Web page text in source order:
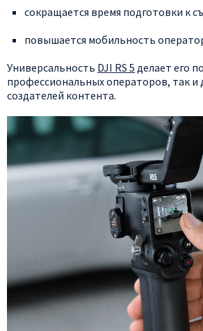
сокращается время подготовки к
повышается мобильность
Универсальность DJI RS 5 делает его
профессиональныхоператоров, так и
создателей контента.